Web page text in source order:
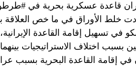
قاعدة عسكرية بحرية في
أعادت خلط الأوراق في ما خص
في تسهيل إقامة القاعدة
بسبب اختلاف الاستراتيجيات
إقامة القاعدة البحرية بسبب